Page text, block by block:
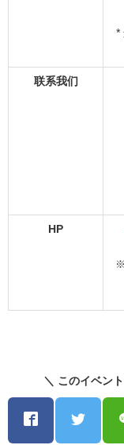
*
联系我们
HP
＼ このイベン